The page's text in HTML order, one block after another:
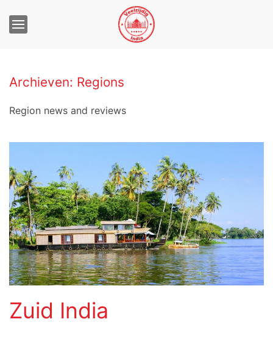
Archieven: Regions
Region news and reviews
Zuid India